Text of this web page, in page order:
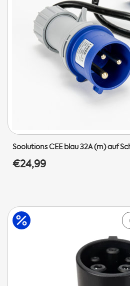
Soolutions CEE blau 32A (m) auf
€24,99